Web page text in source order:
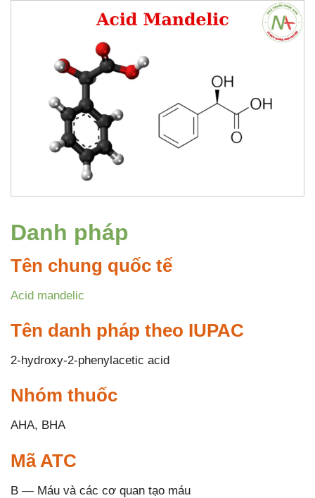
Danh pháp
Tên chung quốc tế
Acid mandelic
Tên danh pháp theo IUPAC
2-hydroxy-2-phenylacetic acid
Nhóm thuốc
AHA, BHA
Mã ATC
B — Máu và các cơ quan tạo máu